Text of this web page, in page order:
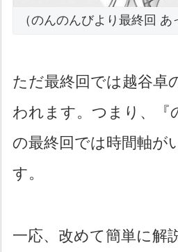
（のんのんびより最終回 あ
ただ最終回では越谷卓
われます。つまり、『
の最終回では時間軸が
す。
一応、改めて簡単に解